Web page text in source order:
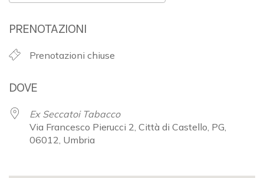
PRENOTAZIONI
Prenotazioni chiuse
DOVE
Ex Seccatoi Tabacco
Via Francesco Pierucci 2, Città di Castello, PG,
06012, Umbria